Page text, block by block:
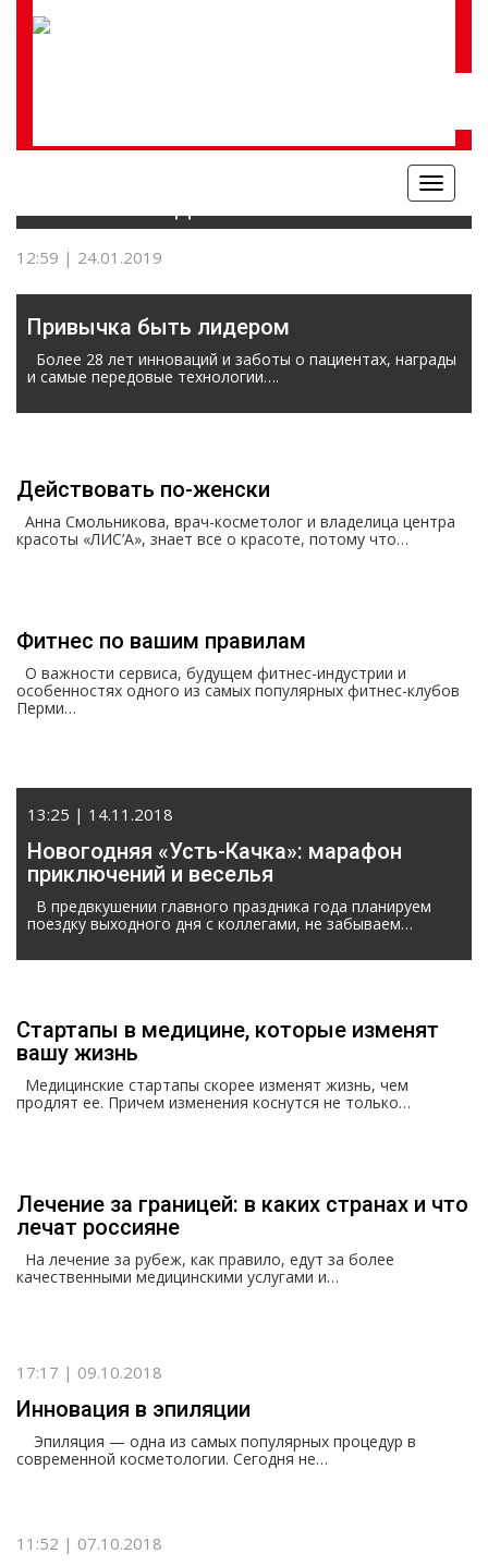
Меню
12:59 | 24.01.2019
Привычка быть лидером
Более 28 лет инноваций и заботы о пациентах, награды
и самые передовые технологии….
Действовать по-женски
Анна Смольникова, врач-косметолог и владелица центра
красоты «ЛИС’А», знает все о красоте, потому что…
Фитнес по вашим правилам
О важности сервиса, будущем фитнес-индустрии и
особенностях одного из самых популярных фитнес-клубов
Перми…
13:25 | 14.11.2018
Новогодняя «Усть-Качка»: марафон
приключений и веселья
В предвкушении главного праздника года планируем
поездку выходного дня с коллегами, не забываем…
Стартапы в медицине, которые изменят
вашу жизнь
Медицинские стартапы скорее изменят жизнь, чем
продлят ее. Причем изменения коснутся не только…
Лечение за границей: в каких странах и что
лечат россияне
На лечение за рубеж, как правило, едут за более
качественными медицинскими услугами и…
17:17 | 09.10.2018
Инновация в эпиляции
Эпиляция — одна из самых популярных процедур в
современной косметологии. Сегодня не…
11:52 | 07.10.2018